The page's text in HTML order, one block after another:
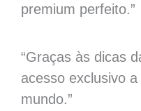
premium perfeito.”
“Graças às dicas
acesso exclusivo
mundo.”